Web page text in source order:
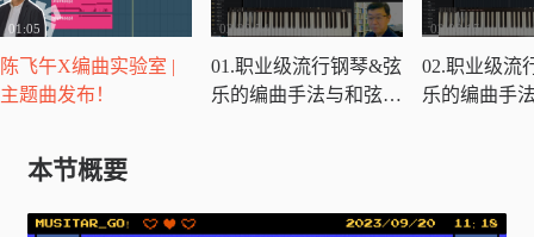
01:05
陈飞午X编曲实验室 |
主题曲发布！
02:20:54
01.职业级流行钢琴&弦
乐的编曲手法与和弦运
02:08:15
02.职业级流
乐的编曲手
本节概要